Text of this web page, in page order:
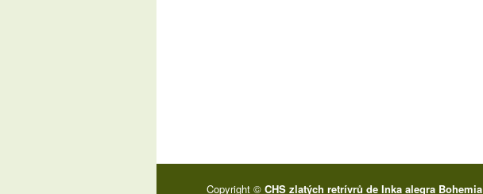
Copyright © CHS zlatých retrívrů de Inka alegra Bohemia